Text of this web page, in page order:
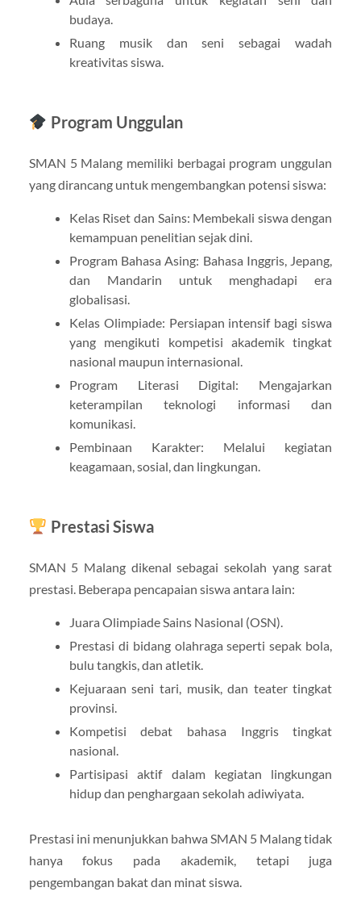
budaya.
Ruang musik dan seni sebagai wadah
kreativitas siswa.
Program Unggulan
SMAN 5 Malang memiliki berbagai program unggulan
yang dirancang untuk mengembangkan potensi siswa:
Kelas Riset dan Sains: Membekali siswa dengan
kemampuan penelitian sejak dini.
Program Bahasa Asing: Bahasa Inggris, Jepang,
dan Mandarin untuk menghadapi era
globalisasi.
Kelas Olimpiade: Persiapan intensif bagi siswa
yang mengikuti kompetisi akademik tingkat
nasional maupun internasional.
Program Literasi Digital: Mengajarkan
keterampilan teknologi informasi dan
komunikasi.
Pembinaan Karakter: Melalui kegiatan
keagamaan, sosial, dan lingkungan.
Prestasi Siswa
SMAN 5 Malang dikenal sebagai sekolah yang sarat
prestasi. Beberapa pencapaian siswa antara lain:
Juara Olimpiade Sains Nasional (OSN).
Prestasi di bidang olahraga seperti sepak bola,
bulu tangkis, dan atletik.
Kejuaraan seni tari, musik, dan teater tingkat
provinsi.
Kompetisi debat bahasa Inggris tingkat
nasional.
Partisipasi aktif dalam kegiatan lingkungan
hidup dan penghargaan sekolah adiwiyata.
Prestasi ini menunjukkan bahwa SMAN 5 Malang tidak
hanya fokus pada akademik, tetapi juga
pengembangan bakat dan minat siswa.